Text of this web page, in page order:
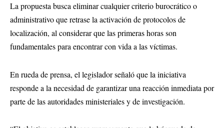
La propuesta busca eliminar cualquier criterio burocrático o
administrativo que retrase la activación de protocolos de
localización, al considerar que las primeras horas son
fundamentales para encontrar con vida a las víctimas.
En rueda de prensa, el legislador señaló que la iniciativa
responde a la necesidad de garantizar una reacción inmediata por
parte de las autoridades ministeriales y de investigación.